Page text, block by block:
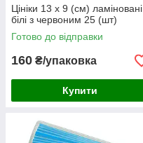
Цініки 13 х 9 (см) ламіновані
білі з червоним 25 (шт)
Готово до відправки
160 ₴/упаковка
Купити